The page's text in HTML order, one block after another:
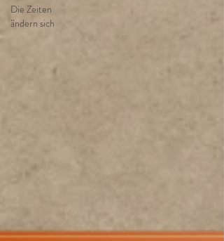
Die Zeiten
ändern sich